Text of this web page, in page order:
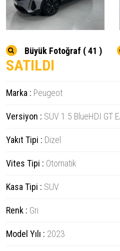
Büyük Fotoğraf ( 41 )
SATILDI
Marka : Peugeot
Versiyon : SUV 1.5 BlueHDI GT
Yakıt Tipi : Dizel
Vites Tipi : Otomatik
Kasa Tipi : SUV
Renk : Gri
Model Yılı : 2023